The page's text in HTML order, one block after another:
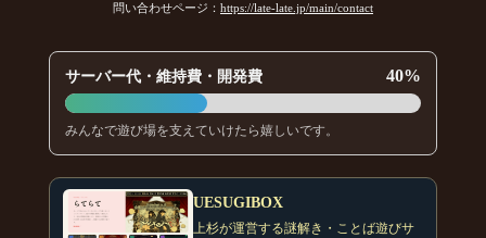
問い合わせページ： https://late-late.jp/main/contact
サーバー代・維持費・開発費 40%
みんなで遊び場を支えていけたら嬉しいです。
UESUGIBOX
上杉が運営する謎解き・ことば遊びサ